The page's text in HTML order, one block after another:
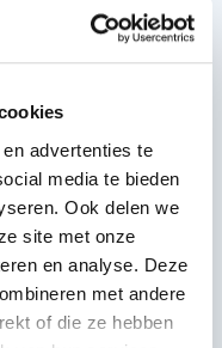
advertenties te
media te bieden
Ook delen we
site met onze
en analyse. Deze
met andere
of die ze hebben
uit:
AX50010
7 (2,0 m)